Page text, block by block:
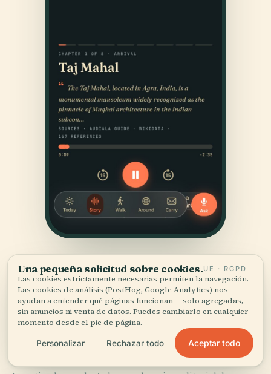
FUENTES
Verificado, y a la vista.
Una pequeña solicitud sobre cookies.UE · RGPD
Las cookies estrictamente necesarias permiten la navegación.
Las cookies de análisis (PostHog, Google Analytics) nos
ayudan a entender qué páginas funcionan — solo agregadas,
sin anuncios ni venta de datos. Puedes cambiarlo en cualquier
momento desde el pie de página.
Personalizar Rechazar todo Aceptar todo